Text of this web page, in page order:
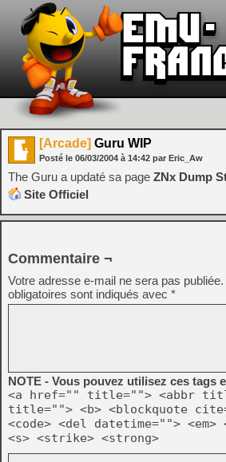
[Arcade] Guru WIP
Posté le 06/03/2004 à 14:42 par Eric_Aw
The Guru a updaté sa page ZNx Dump
Site Officiel
Commentaire ¬
Votre adresse e-mail ne sera pas publiée.
obligatoires sont indiqués avec *
NOTE - Vous pouvez utilisez ces tags
<a href="" title=""> <abbr
title=""> <b> <blockquote
<code> <del datetime="">
<s> <strike> <strong>